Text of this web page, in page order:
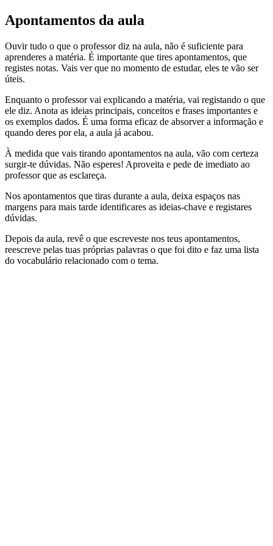
Apontamentos da aula
Ouvir tudo o que o professor diz na aula, não é suficiente para
aprenderes a matéria. É importante que tires apontamentos, que
registes notas. Vais ver que no momento de estudar, eles te vão ser
úteis.
Enquanto o professor vai explicando a matéria, vai registando o que
ele diz. Anota as ideias principais, conceitos e frases importantes e
os exemplos dados. É uma forma eficaz de absorver a informação e
quando deres por ela, a aula já acabou.
À medida que vais tirando apontamentos na aula, vão com certeza
surgir-te dúvidas. Não esperes! Aproveita e pede de imediato ao
professor que as esclareça.
Nos apontamentos que tiras durante a aula, deixa espaços nas
margens para mais tarde identificares as ideias-chave e registares
dúvidas.
Depois da aula, revê o que escreveste nos teus apontamentos,
reescreve pelas tuas próprias palavras o que foi dito e faz uma lista
do vocabulário relacionado com o tema.